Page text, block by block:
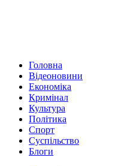
Головна
Відеоновини
Економіка
Кримінал
Культура
Політика
Спорт
Суспільство
Блоги